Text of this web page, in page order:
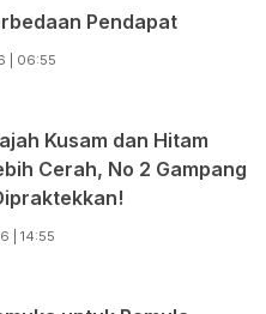
Pendapat
| 06:55
Kusam dan Hitam
Cerah, No 2 Gampang
| 14:55